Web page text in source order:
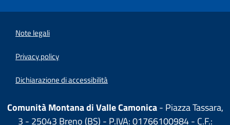
Note legali
Privacy policy
Dichiarazione di accessibilità
Comunità Montana di Valle Camonica- Piazza Tassara,
3 - 25043 Breno (BS) - P.IVA: 01766100984 - C.F.: